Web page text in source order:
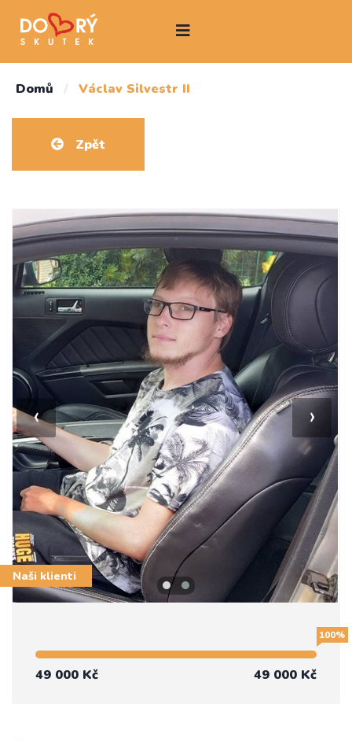
Domů / Václav Silvestr II
Zpět
‹ ›
Naši klienti
100%
49 000 Kč 49 000 Kč